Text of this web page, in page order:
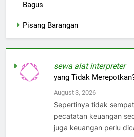
Bagus
Pisang Barangan
sewa alat interpreter
yang Tidak
August 3, 2026
Sepertinya tidak
pecatatan keuangan
juga keuangan perlu